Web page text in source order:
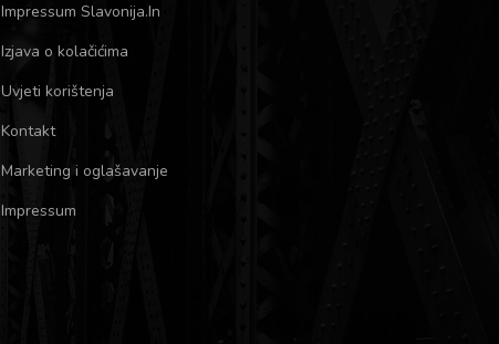
Impressum Slavonija.In
Izjava o kolačićima
Uvjeti korištenja
Kontakt
Marketing i oglašavanje
Impressum